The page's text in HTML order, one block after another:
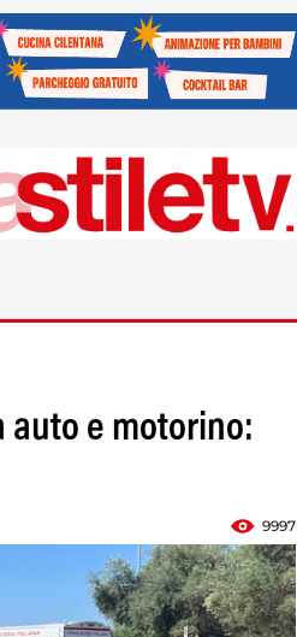
auto e motorino:
9997